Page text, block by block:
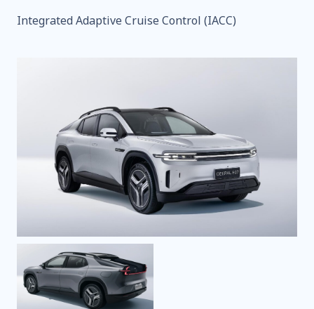
Integrated Adaptive Cruise Control (IACC)